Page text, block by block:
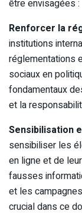
être envisagées :
Renforcer la
institutions
réglementations
sociaux en
fondamentaux
et la
Sensibilisation
sensibiliser les
en ligne et de
fausses
et les
crucial dans ce